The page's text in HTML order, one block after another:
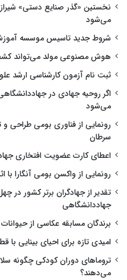
نخستین «گذر صنایع دستی»
می‌شود
شروط جدید تاسیس موسسه
هوش مصنوعی مولد می‌تواند
ثبت نام آزمون کارشناسی ارشد
اگر روحیه جهادی در
می‌شود
رونمایی از فناوری بومی طراحی
سرطان
اعطای کارت عضویت افتخاری
رونمایی از واکسن بومی آنگارا با
تقدیر از جهادگران برتر کشور
جهاددانشگاهی
برندگان مسابقه عکاسی از حیوانات خانگی ۲۰۲۶
امیدی تازه برای احیای بینایی
تروماهای دوران کودکی چگونه
می‌دهند؟